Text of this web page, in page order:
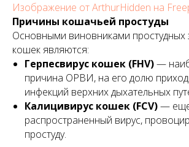
Изображение от ArthurHidden на
Причины кошачьей простуды
Основными виновниками простудных
кошек являются:
Герпесвирус кошек (FHV)—
причина ОРВИ, на его долю
инфекций верхних дыхательных
Калицивирус кошек (FCV)—
распространенный вирус,
простуду.